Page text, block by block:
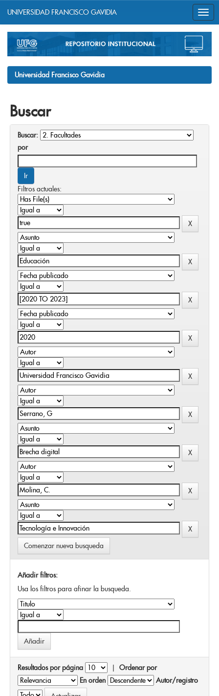
navigation
UNIVERSIDAD FRANCISCO GAVIDIA
Universidad Francisco Gavidia
Buscar
Buscar:
por
Filtros actuales:
Comenzar nueva busqueda
Añadir filtros:
Usa los filtros para afinar la busqueda.
Resultados por página | Ordenar por
En orden
Autor/registro